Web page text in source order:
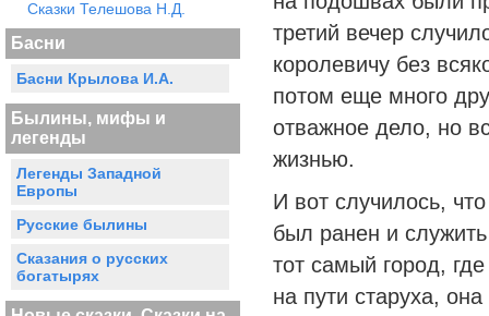
Сказки Телешова Н.Д.
Басни
Басни Крылова И.А.
Былины, мифы и
легенды
Легенды Западной
Европы
Русские былины
Сказания о русских
богатырях
третий вечер
королевичу без
потом еще много
отважное дело, но
жизнью.
И вот случилось,
был ранен и
тот самый город,
на пути старуха,